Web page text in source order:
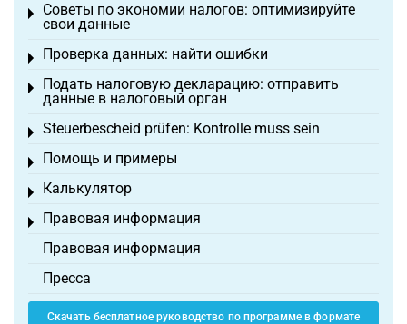
Советы по экономии налогов: оптимизируйте
свои данные
Toggle menu
Проверка данных: найти ошибки
Toggle menu
Подать налоговую декларацию: отправить
данные в налоговый орган
Toggle menu
Steuerbescheid prüfen: Kontrolle muss sein
Toggle menu
Помощь и примеры
Toggle menu
Калькулятор
Toggle menu
Правовая информация
Toggle menu
Правовая информация
Пресса
Скачать бесплатное руководство по программе в формате